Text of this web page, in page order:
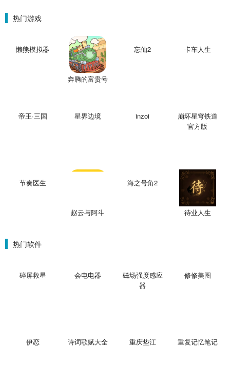
热门游戏
懒熊模拟器
奔腾的富贵号
忘仙2 卡车人生
帝王·三国 星界边境 inzoi
崩坏星穹铁道
官方版
节奏医生
赵云与阿斗
海之号角2
待业人生
热门软件
碎屏救星 会电电器
磁场强度感应
器
修修美图
伊恋 诗词歌赋大全 重庆垫江 重复记忆笔记